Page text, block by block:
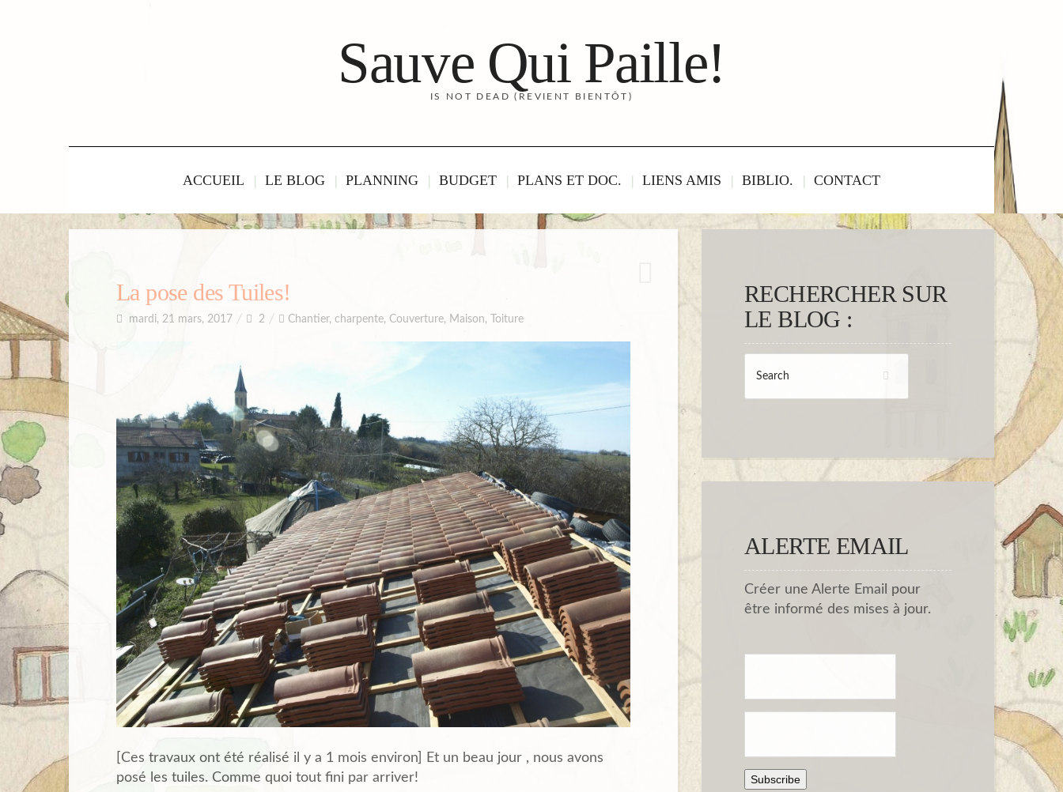
Sauve Qui Paille!
IS NOT DEAD (REVIENT BIENTÔT)
ACCUEIL LE BLOG PLANNING BUDGET PLANS ET DOC. LIENS AMIS BIBLIO. CONTACT
La pose des Tuiles!
mardi, 21 mars, 2017 2 Chantier, charpente, Couverture, Maison, Toiture
[Ces travaux ont été réalisé il y a 1 mois environ] Et un beau jour , nous avons
posé les tuiles. Comme quoi tout fini par arriver!
RECHERCHER SUR
LE BLOG :
ALERTE EMAIL
Créer une Alerte Email pour
être informé des mises à jour.